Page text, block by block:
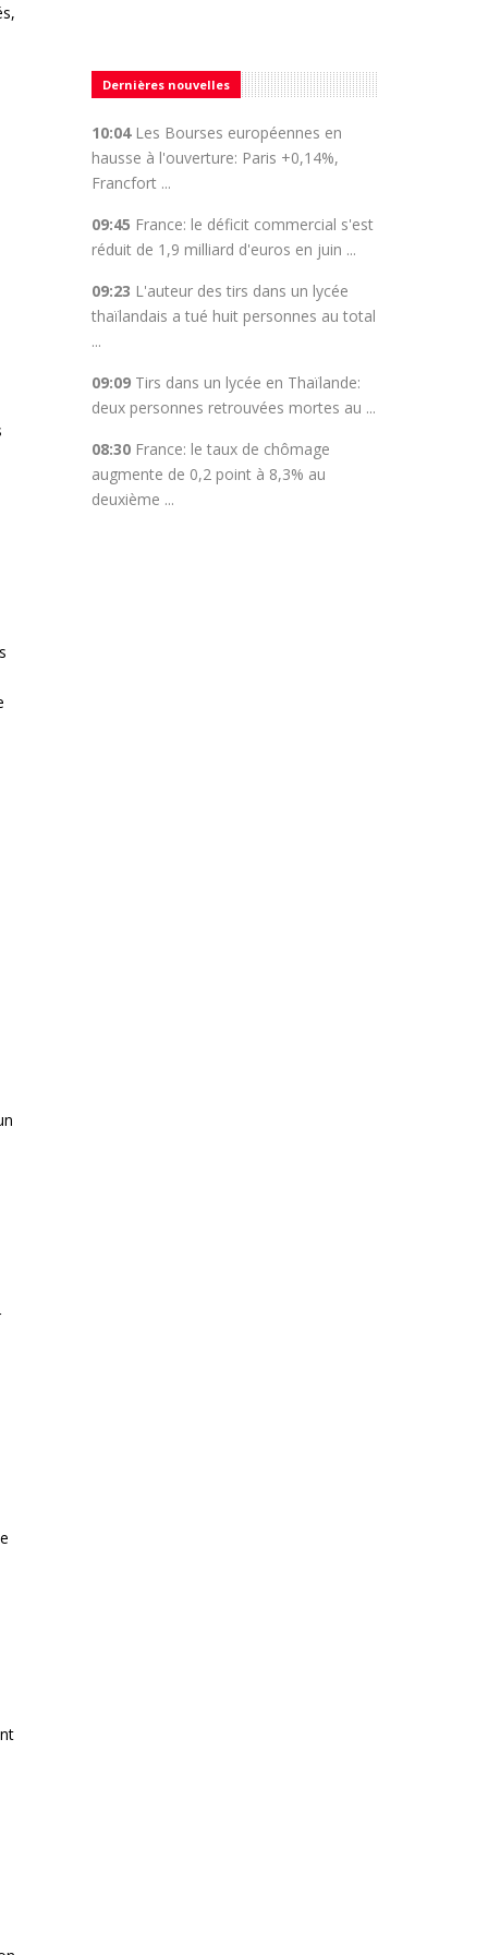
Dernières nouvelles
10:04 Les Bourses européennes en
hausse à l'ouverture: Paris +0,14%,
Francfort ...
09:45 France: le déficit commercial s'est
réduit de 1,9 milliard d'euros en juin ...
09:23 L'auteur des tirs dans un lycée
thaïlandais a tué huit personnes au total
...
09:09 Tirs dans un lycée en Thaïlande:
deux personnes retrouvées mortes au ...
08:30 France: le taux de chômage
augmente de 0,2 point à 8,3% au
deuxième ...